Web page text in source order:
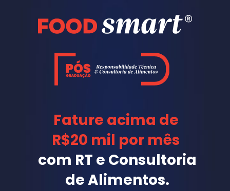
Fature acima de
com RT e Consultoria
de Alimentos.